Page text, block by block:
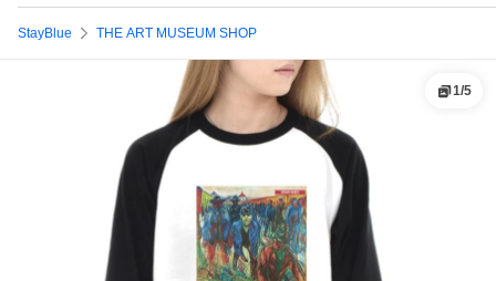
StayBlue THE ART MUSEUM SHOP
1/5